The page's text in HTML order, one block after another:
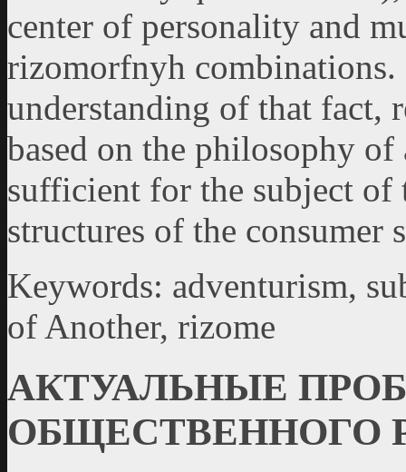
center of personality and
rizomorfnyh
understanding of that fact,
based on the philosophy of
sufficient for the subject
structures of the consumer
Keywords: adventurism,
of Another, rizome
АКТУАЛЬНЫЕ
ОБЩЕСТВЕННОГО